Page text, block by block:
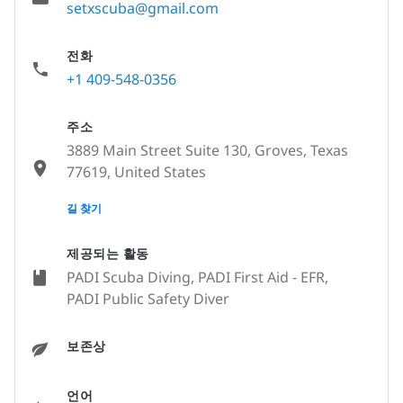
제공되는 활동
PADI Scuba Diving, PADI First Aid - EFR,
PADI Public Safety Diver
보존상
언어
setxscuba@gmail.com
전화
+1 409-548-0356
주소
3889 Main Street Suite 130, Groves, Texas
77619, United States
None
길 찾기